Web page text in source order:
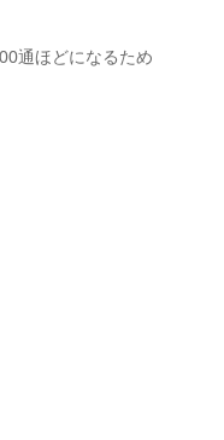
通ほどになるため